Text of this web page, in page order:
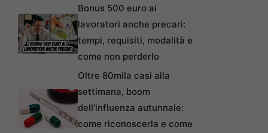
Bonus 500 euro ai
lavoratori anche precari:
tempi, requisiti, modalità e
come non perderlo
Oltre 80mila casi alla
settimana, boom
dell’influenza autunnale:
come riconoscerla e come